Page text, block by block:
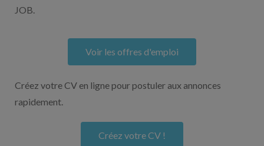
JOB.
Voir les offres d'emploi
Créez votre CV en ligne pour postuler aux annonces
rapidement.
Créez votre CV !